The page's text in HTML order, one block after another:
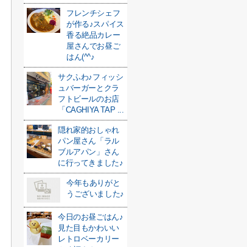
フレンチシェフ
が作る♪スパイス
香る絶品カレー
屋さんでお昼ご
はん(^^♪
サクふわ♪フィッシ
ュバーガーとクラ
フトビールのお店
「CAGHIYA TAP ...
隠れ家的おしゃれ
パン屋さん「ラル
ブルアパン」さん
に行ってきました♪
今年もありがと
うございました♪
今日のお昼ごはん♪
見た目もかわいい
レトロベーカリー